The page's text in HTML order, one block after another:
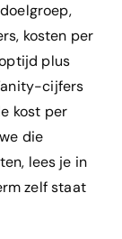
kosten per
plus
cijfers
kost per
die
lees je in
zelf staat